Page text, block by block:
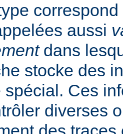
aussi
dans
stocke des
spécial. Ces
diverses